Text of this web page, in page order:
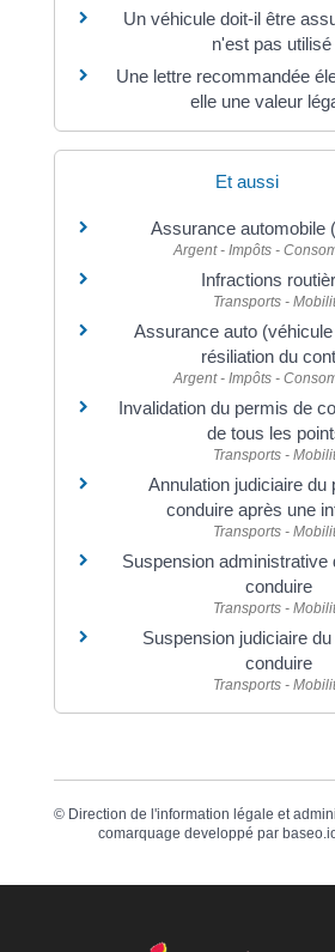
Un véhicule doit-il être
n'est pas utilisé
Une lettre recommandée
elle une valeur
Et aussi
Assurance automobile
Argent - Impôts -
Infractions
Transports -
Assurance auto
résiliation du
Argent - Impôts -
Invalidation du permis de
de tous les
Transports -
Annulation judiciaire du
conduire après une
Transports -
Suspension administrative
conduire
Transports -
Suspension judiciaire
conduire
Transports -
© Direction de l'information légale et
comarquage developpé par